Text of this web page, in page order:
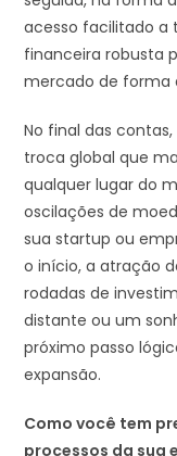
acesso facilitado a
financeira robusta
mercado de forma
No final das
troca global que
qualquer lugar do
oscilações de
sua startup ou
o início, a atração
rodadas de
distante ou um
próximo passo
expansão.
Como você tem
processos da sua